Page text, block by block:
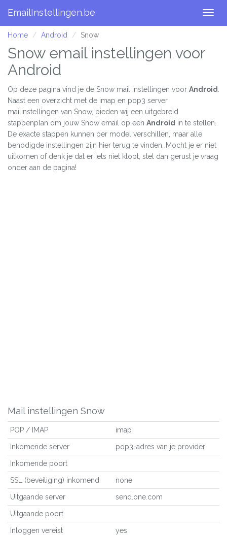
EmailInstellingen.be
Home Android Snow
Snow email instellingen voor
Android
Op deze pagina vind je de Snow mail instellingen voor Android
Naast een overzicht met de imap en pop3 server
mailinstellingen van Snow, bieden wij een uitgebreid
stappenplan om jouw Snow email op een Android in te stellen.
De exacte stappen kunnen per model verschillen, maar alle
benodigde instellingen zijn hier terug te vinden. Mocht je er niet
uitkomen of denk je dat er iets niet klopt, stel dan gerust je vraag
onder aan de pagina!
Mail instellingen Snow
POP / IMAP imap
Inkomende server pop3-adres van je provider
Inkomende poort
SSL (beveiliging) inkomend none
Uitgaande server send.one.com
Uitgaande poort
Inloggen vereist yes